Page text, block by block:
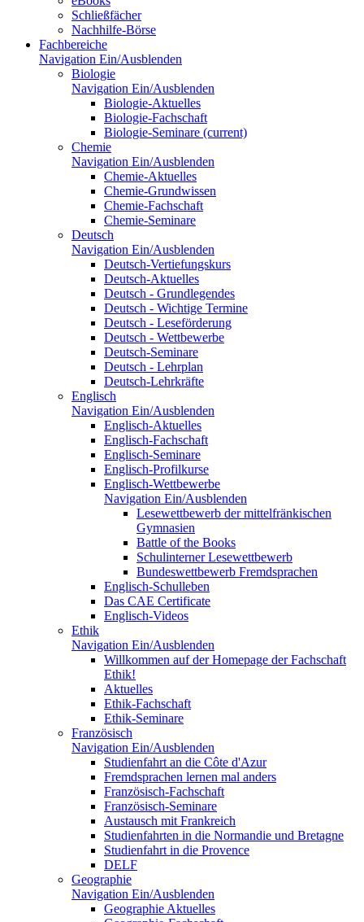
Schließfächer
Nachhilfe-Börse
Fachbereiche
Navigation Ein/Ausblenden
Biologie
Navigation Ein/Ausblenden
Biologie-Aktuelles
Biologie-Fachschaft
Biologie-Seminare (current)
Chemie
Navigation Ein/Ausblenden
Chemie-Aktuelles
Chemie-Grundwissen
Chemie-Fachschaft
Chemie-Seminare
Deutsch
Navigation Ein/Ausblenden
Deutsch-Vertiefungskurs
Deutsch-Aktuelles
Deutsch - Grundlegendes
Deutsch - Wichtige Termine
Deutsch - Leseförderung
Deutsch - Wettbewerbe
Deutsch-Seminare
Deutsch - Lehrplan
Deutsch-Lehrkräfte
Englisch
Navigation Ein/Ausblenden
Englisch-Aktuelles
Englisch-Fachschaft
Englisch-Seminare
Englisch-Profilkurse
Englisch-Wettbewerbe
Navigation Ein/Ausblenden
Lesewettbewerb der mittelfränkischen
Gymnasien
Battle of the Books
Schulinterner Lesewettbewerb
Bundeswettbewerb Fremdsprachen
Englisch-Schulleben
Das CAE Certificate
Englisch-Videos
Ethik
Navigation Ein/Ausblenden
Willkommen auf der Homepage der Fachschaft
Ethik!
Aktuelles
Ethik-Fachschaft
Ethik-Seminare
Französisch
Navigation Ein/Ausblenden
Studienfahrt an die Côte d'Azur
Fremdsprachen lernen mal anders
Französisch-Fachschaft
Französisch-Seminare
Austausch mit Frankreich
Studienfahrten in die Normandie und Bretagne
Studienfahrt in die Provence
DELF
Geographie
Navigation Ein/Ausblenden
Geographie Aktuelles